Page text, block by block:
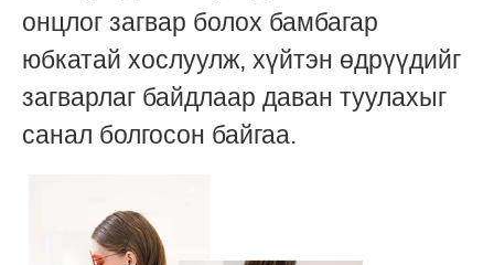
онцлог загвар болох бамбагар
юбкатай хослуулж, хүйтэн өдрүүдийг
загварлаг байдлаар даван туулахыг
санал болгосон байгаа.